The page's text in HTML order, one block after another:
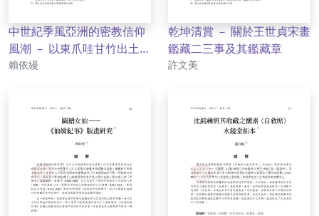
中世紀季風亞洲的密教信仰
風潮 － 以東爪哇甘竹出土金
剛界曼荼羅青銅造像為例
作者
賴依縵
乾坤清賞 － 關於王世貞宋畫
鑑藏二三事及其鑑藏章
作者
許文美